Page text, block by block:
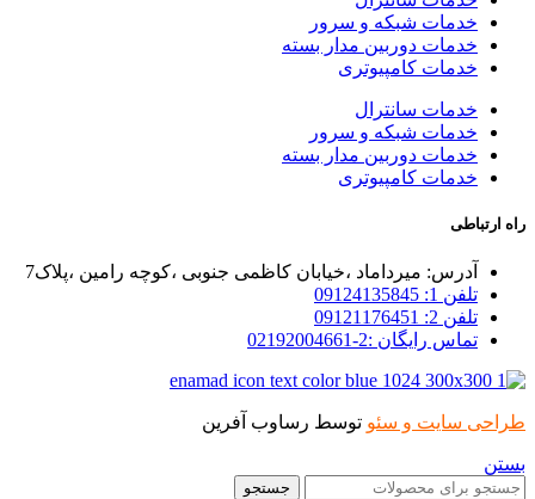
خدمات شبکه و سرور
خدمات دوربین مدار بسته
خدمات کامپیوتری
خدمات سانترال
خدمات شبکه و سرور
خدمات دوربین مدار بسته
خدمات کامپیوتری
راه ارتباطی
آدرس: میرداماد ،خیابان کاظمی جنوبی ،کوچه رامین ،پلاک7
تلفن 1: 09124135845
تلفن 2: 09121176451
تماس رایگان :2-02192004661
طراحی سایت و سئو توسط رساوب آفرین
بستن
جستجو